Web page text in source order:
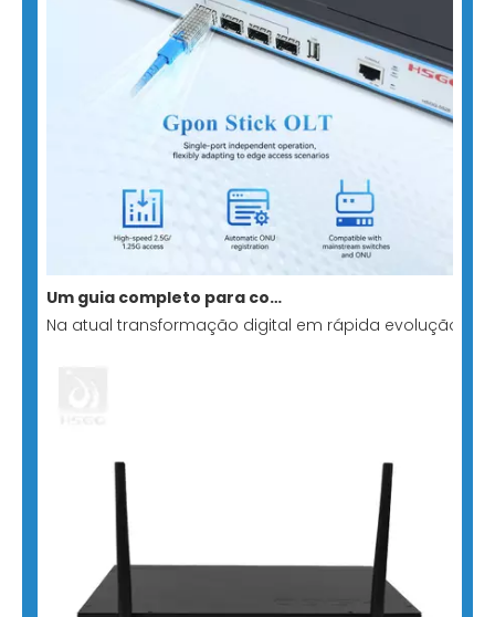
Um guia completo para comutação direta para GPON Stick: construindo uma solução de rede totalmente óptica minimalista e de baixo custo
Na atual transformação digital em rápida evolução,